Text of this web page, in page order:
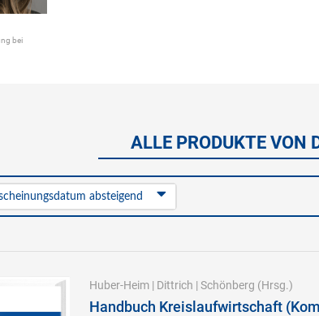
bei
ALLE PRODUKTE VON
absteigend
Huber-Heim| Dittrich | Schönberg (Hrsg.)
Handbuch Kreislaufwirtschaft